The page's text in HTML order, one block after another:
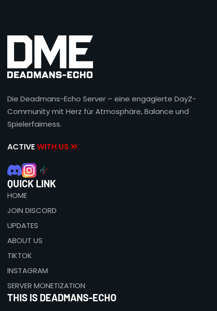
Die Deadmans-Echo Server – eine engagierte DayZ-
Community mit Herz für Atmosphäre, Balance und
Spielerfairness.
ACTIVEWITH US
QUICK LINK
HOME
JOIN DISCORD
UPDATES
ABOUT US
TIKTOK
INSTAGRAM
SERVER MONETIZATION
THIS IS DEADMANS-ECHO